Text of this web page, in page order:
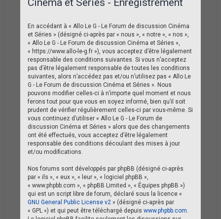
Cinéma et Séries - Enregistrement
En accédant à « Allo Le G - Le Forum de discussion Cinéma
et Séries » (désigné ci-après par « nous », « notre », « nos »,
« Allo Le G - Le Forum de discussion Cinéma et Séries »,
« https://www.allo-le-g.fr »), vous acceptez d’être légalement
responsable des conditions suivantes. Si vous n’acceptez
pas d’être légalement responsable de toutes les conditions
suivantes, alors n’accédez pas et/ou n’utilisez pas « Allo Le
G - Le Forum de discussion Cinéma et Séries ». Nous
pouvons modifier celles-ci à n’importe quel moment et nous
ferons tout pour que vous en soyez informé, bien qu’il soit
prudent de vérifier régulièrement celles-ci par vous-même. Si
vous continuez d’utiliser « Allo Le G - Le Forum de
discussion Cinéma et Séries » alors que des changements
ont été effectués, vous acceptez d’être légalement
responsable des conditions découlant des mises à jour
et/ou modifications.
Nos forums sont développés par phpBB (désigné ci-après
par « ils », « eux », « leur », « logiciel phpBB »,
« www.phpbb.com », « phpBB Limited », « Équipes phpBB »)
qui est un script libre de forum, déclaré sous la licence «
GNU General Public License v2 » (désigné ci-après par
« GPL ») et qui peut être téléchargé depuiswww.phpbb.com.